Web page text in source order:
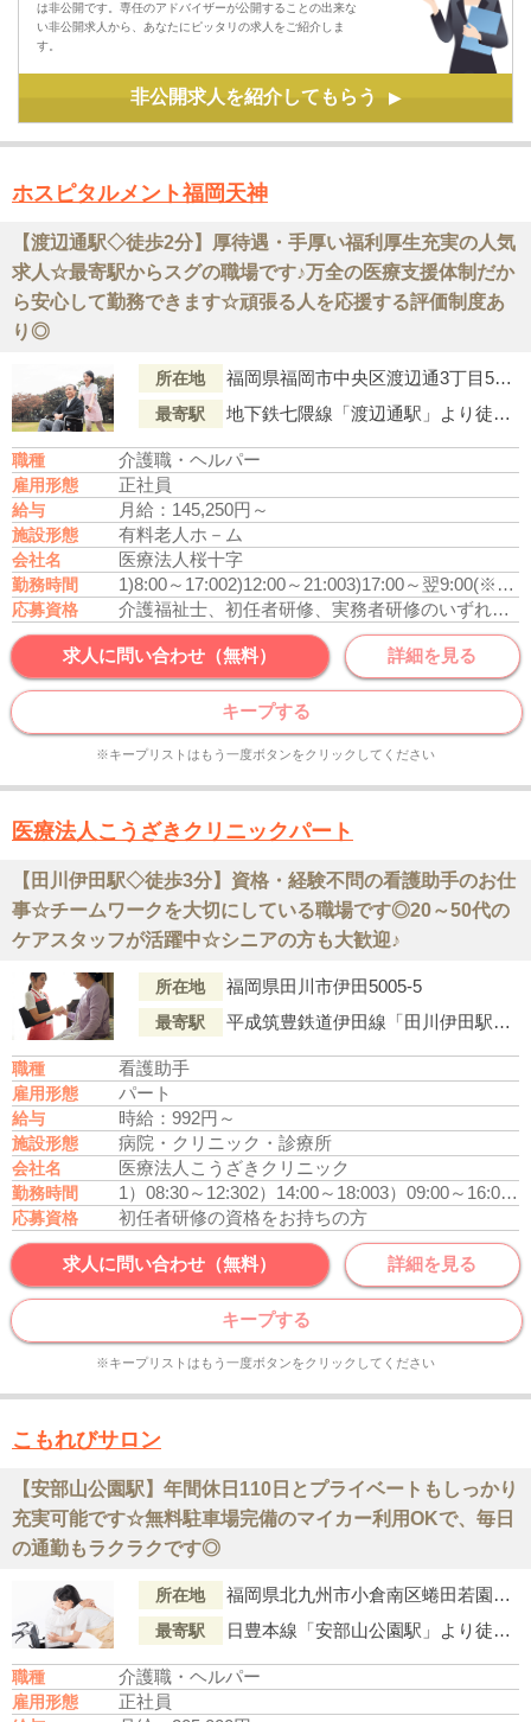
は非公開です。専任のアドバイザーが公開することの出来な
い非公開求人から、あなたにピッタリの求人をご紹介しま
す。
非公開求人を紹介してもらう ▶
ホスピタルメント福岡天神
【渡辺通駅◇徒歩2分】厚待遇・手厚い福利厚生充実の人気
求人☆最寄駅からスグの職場です♪万全の医療支援体制だか
ら安心して勤務できます☆頑張る人を応援する評価制度あ
り◎
所在地 福岡県福岡市中央区渡辺通3丁目5番11号
最寄駅 地下鉄七隈線「渡辺通駅」より徒歩2分
職種 介護職・ヘルパー
雇用形態 正社員
給与 月給：145,250円～
施設形態 有料老人ホ－ム
会社名 医療法人桜十字
勤務時間 1)8:00～17:002)12:00～21:003)17:00～翌9:00(※休憩90分)
応募資格 介護福祉士、初任者研修、実務者研修のいずれかの資格をお持ちの方
求人に問い合わせ（無料） 詳細を見る
キープする
※キープリストはもう一度ボタンをクリックしてください
医療法人こうざきクリニックパート
【田川伊田駅◇徒歩3分】資格・経験不問の看護助手のお仕
事☆チームワークを大切にしている職場です◎20～50代の
ケアスタッフが活躍中☆シニアの方も大歓迎♪
所在地 福岡県田川市伊田5005-5
最寄駅 平成筑豊鉄道伊田線「田川伊田駅」より徒歩3分
職種 看護助手
雇用形態 パート
給与 時給：992円～
施設形態 病院・クリニック・診療所
会社名 医療法人こうざきクリニック
勤務時間 1）08:30～12:302）14:00～18:003）09:00～16:00 休
応募資格 初任者研修の資格をお持ちの方
求人に問い合わせ（無料） 詳細を見る
キープする
※キープリストはもう一度ボタンをクリックしてください
こもれびサロン
【安部山公園駅】年間休日110日とプライベートもしっかり
充実可能です☆無料駐車場完備のマイカー利用OKで、毎日
の通勤もラクラクです◎
所在地 福岡県北九州市小倉南区蜷田若園3丁目3?24
最寄駅 日豊本線「安部山公園駅」より徒歩18分
職種 介護職・ヘルパー
雇用形態 正社員